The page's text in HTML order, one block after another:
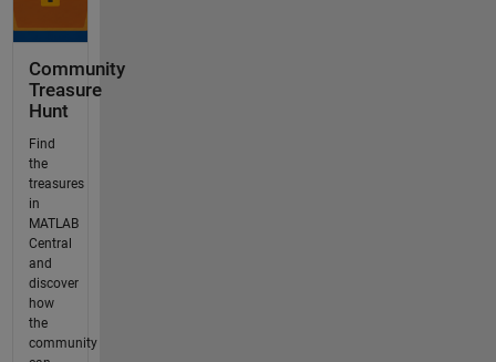
Community
Treasure
Hunt
Find
the
treasures
in
MATLAB
Central
and
discover
how
the
community